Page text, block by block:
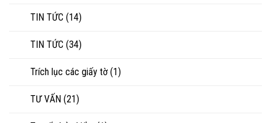
TIN TỨC (14)
TIN TỨC (34)
Trích lục các giấy tờ (1)
TƯ VẤN (21)